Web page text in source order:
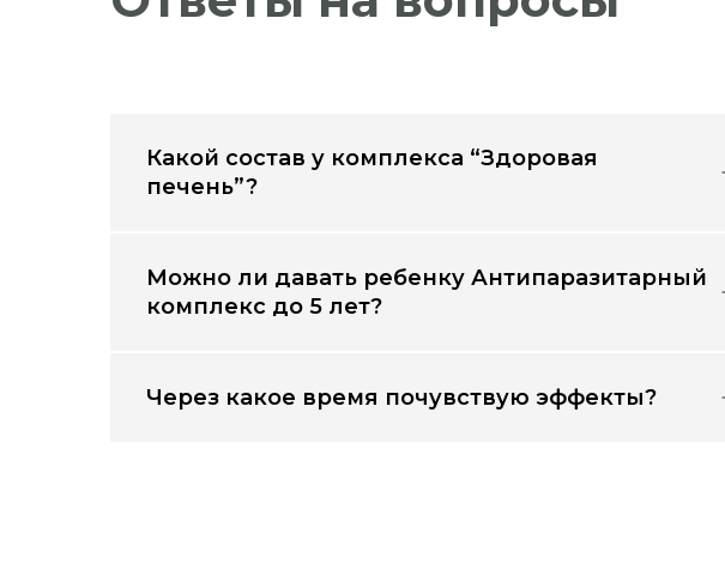
Какой состав у комплекса “Здоровая
печень”?
Можно ли давать ребенку Антипаразитарный
комплекс до 5 лет?
Через какое время почувствую эффекты?